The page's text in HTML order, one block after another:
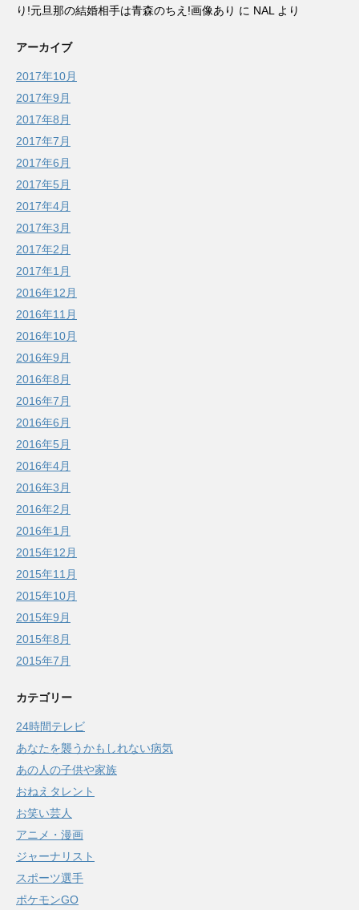
り!元旦那の結婚相手は青森のちえ!画像あり に NALより
アーカイブ
2017年10月
2017年9月
2017年8月
2017年7月
2017年6月
2017年5月
2017年4月
2017年3月
2017年2月
2017年1月
2016年12月
2016年11月
2016年10月
2016年9月
2016年8月
2016年7月
2016年6月
2016年5月
2016年4月
2016年3月
2016年2月
2016年1月
2015年12月
2015年11月
2015年10月
2015年9月
2015年8月
2015年7月
カテゴリー
24時間テレビ
あなたを襲うかもしれない病気
あの人の子供や家族
おねえタレント
お笑い芸人
アニメ・漫画
ジャーナリスト
スポーツ選手
ポケモンGO